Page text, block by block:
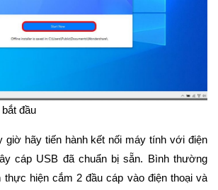
đầu
giờ hãy tiến hành kết nối máy tính với điện
cáp USB đã chuẩn bị sẵn. Bình thường
thực hiện cắm 2 đầu cáp vào điện thoại và